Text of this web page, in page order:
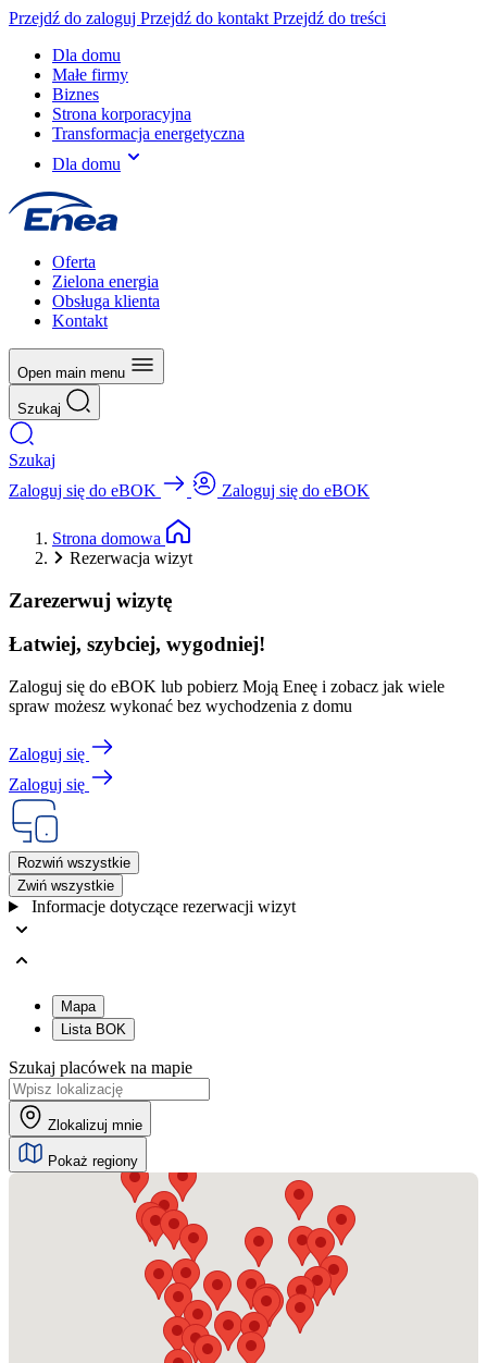
Przejdź do zaloguj Przejdź do kontakt Przejdź do treści
Dla domu
Małe firmy
Biznes
Strona korporacyjna
Transformacja energetyczna
Dla domu
Oferta
Zielona energia
Obsługa klienta
Kontakt
Open main menu
Szukaj
Szukaj
Zaloguj się do eBOK
Zaloguj się do eBOK
Strona domowa
Rezerwacja wizyt
Zarezerwuj wizytę
Łatwiej, szybciej, wygodniej!
Zaloguj się do eBOK lub pobierz Moją Eneę i zobacz jak wiele
spraw możesz wykonać bez wychodzenia z domu
Zaloguj się
Zaloguj się
Rozwiń wszystkie
Zwiń wszystkie
Informacje dotyczące rezerwacji wizyt
Mapa
Lista BOK
Szukaj placówek na mapie
Zlokalizuj mnie
Pokaż regiony